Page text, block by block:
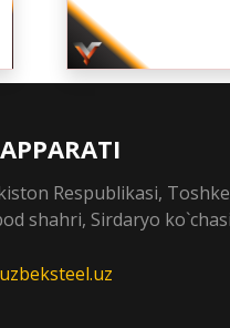
Respublikasi,
shahri, Sirdaryo ko`chasi